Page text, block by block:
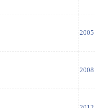
2005
2008